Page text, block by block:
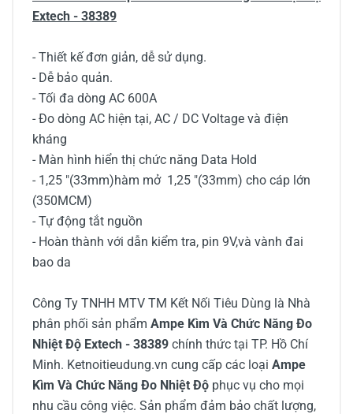
Extech - 38389
- Thiết kế đơn giản, dễ sử dụng.
- Dễ bảo quản.
- Tối đa dòng AC 600A
- Đo dòng AC hiện tại, AC / DC Voltage và điện
kháng
- Màn hình hiển thị chức năng Data Hold
- 1,25 "(33mm)hàm mở 1,25 "(33mm) cho cáp lớn
(350MCM)
- Tự động tắt nguồn
- Hoàn thành với dẫn kiểm tra, pin 9V,và vành đai
bao da
Công Ty TNHH MTV TM Kết Nối Tiêu Dùng là Nhà
phân phối sản phẩm Ampe Kìm Và Chức Năng Đo
Nhiệt Độ Extech - 38389 chính thức tại TP. Hồ Chí
Minh. Ketnoitieudung.vn cung cấp các loại Ampe
Kìm Và Chức Năng Đo Nhiệt Độ phục vụ cho mọi
nhu cầu công việc. Sản phẩm đảm bảo chất lượng,